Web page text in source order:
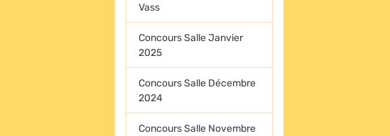
Vass
Concours Salle Janvier
2025
Concours Salle Décembre
2024
Concours Salle Novembre